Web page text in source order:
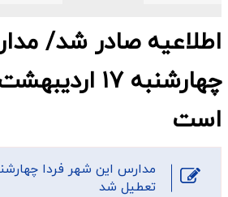
اطلاعیه صادر شد/
است
تعطیل شد